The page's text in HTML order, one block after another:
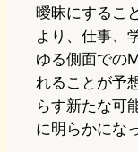
曖昧にするこ
より、仕事、
ゆる側面での
れることが予
らす新たな可
に明らかにな